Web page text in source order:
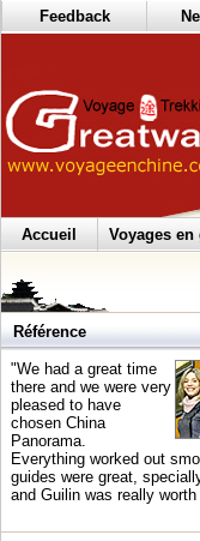
Feedback
Accueil Voyages en
Référence
"We had a great time
there and we were very
pleased to have
chosen China
Panorama.
Everything worked out
guides were great,
and Guilin was really